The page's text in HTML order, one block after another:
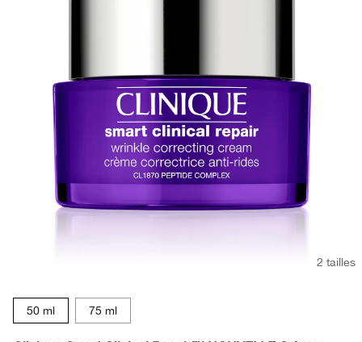
2 tailles
50 ml 75 ml